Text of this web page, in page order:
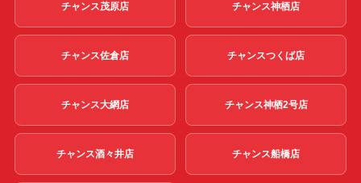
チャンス茂原店
チャンス佐倉店
チャンス大網店
チャンス酒々井店
チャンス神栖店
チャンスつくば店
チャンス神栖2号店
チャンス船橋店